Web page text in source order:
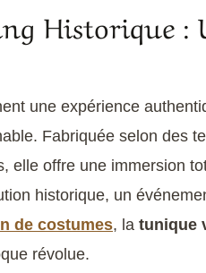
Historique :
une expérience
Fabriquée selon des
elle offre une immersion
historique, un
de costumes, la tunique
révolue.